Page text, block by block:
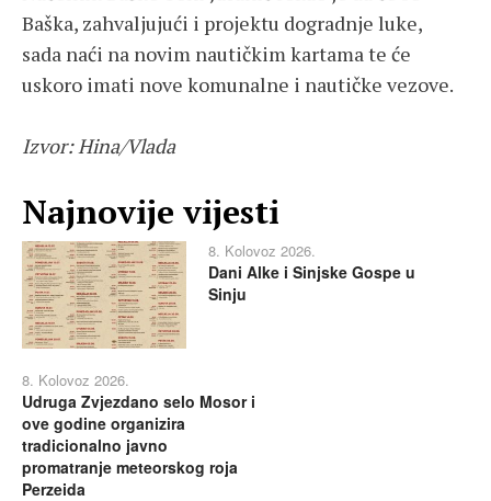
Baška, zahvaljujući i projektu dogradnje luke,
sada naći na novim nautičkim kartama te će
uskoro imati nove komunalne i nautičke vezove.
Izvor: Hina/Vlada
Najnovije vijesti
8. Kolovoz 2026.
Dani Alke i Sinjske Gospe u
Sinju
8. Kolovoz 2026.
Udruga Zvjezdano selo Mosor i
ove godine organizira
tradicionalno javno
promatranje meteorskog roja
Perzeida